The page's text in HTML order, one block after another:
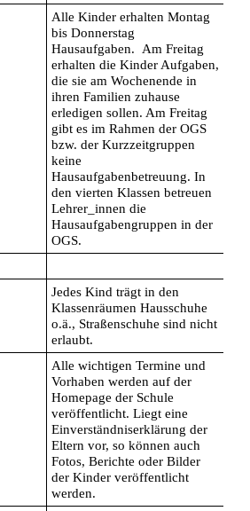
Alle Kinder erhalten Montag
bis Donnerstag
Hausaufgaben. Am Freitag
erhalten die Kinder Aufgaben,
die sie am Wochenende in
ihren Familien zuhause
erledigen sollen. Am Freitag
gibt es im Rahmen der OGS
bzw. der Kurzzeitgruppen
keine
Hausaufgabenbetreuung. In
den vierten Klassen betreuen
Lehrer_innen die
Hausaufgabengruppen in der
OGS.
Jedes Kind trägt in den
Klassenräumen Hausschuhe
o.ä., Straßenschuhe sind nicht
erlaubt.
Alle wichtigen Termine und
Vorhaben werden auf der
Homepage der Schule
veröffentlicht. Liegt eine
Einverständniserklärung der
Eltern vor, so können auch
Fotos, Berichte oder Bilder
der Kinder veröffentlicht
werden.